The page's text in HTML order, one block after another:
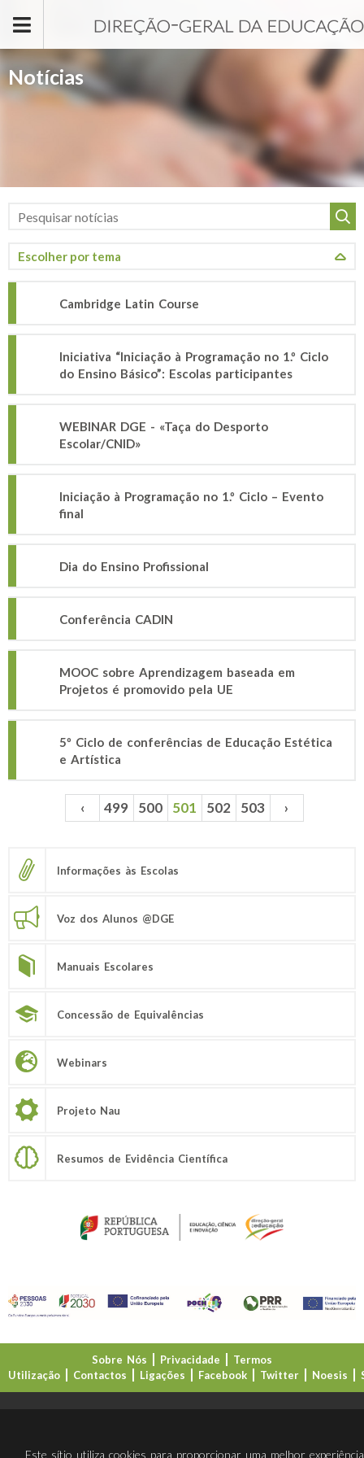
Notícias
Cambridge Latin Course
Iniciativa “Iniciação à Programação no 1.º Ciclo
do Ensino Básico”: Escolas participantes
WEBINAR DGE - «Taça do Desporto
Escolar/CNID»
Iniciação à Programação no 1.º Ciclo – Evento
final
Dia do Ensino Profissional
Conferência CADIN
MOOC sobre Aprendizagem baseada em
Projetos é promovido pela UE
5º Ciclo de conferências de Educação Estética
e Artística
Páginas ‹ 499 500 501 502 503 ›
Informações às Escolas
Voz dos Alunos @DGE
Manuais Escolares
Concessão de Equivalências
Webinars
Projeto Nau
Resumos de Evidência Científica
Sobre Nós Privacidade
Termos
Utilização
Contactos Ligações Facebook Twitter Noesis
Este sítio utiliza cookies para proporcionar uma melhor